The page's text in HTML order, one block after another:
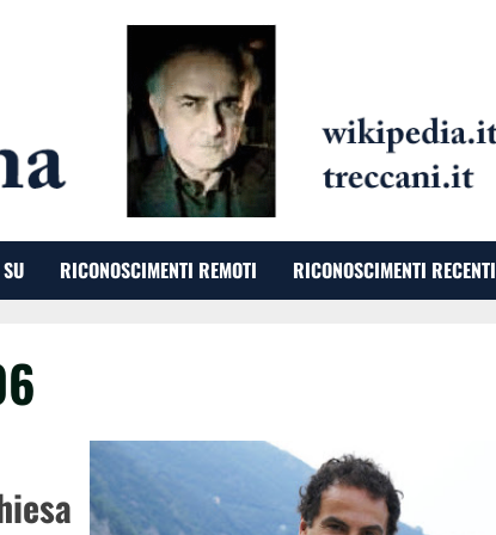
RICONOSCIMENTI REMOTI RICONOSCIMENTI RECENTI